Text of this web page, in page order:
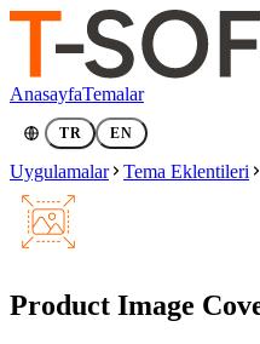
AnasayfaTemalar
TR EN
Uygulamalar Tema Eklentileri
Product Image